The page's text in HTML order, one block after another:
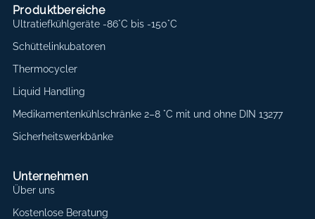
Produktbereiche
Ultratiefkühlgeräte -86°C bis -150°C
Schüttelinkubatoren
Thermocycler
Liquid Handling
Medikamentenkühlschränke 2–8 °C mit und ohne DIN 13277
Sicherheitswerkbänke
Unternehmen
Über uns
Kostenlose Beratung